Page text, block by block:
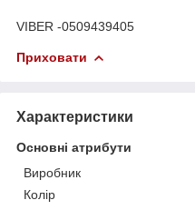
VIBER -0509439405
Приховати
Характеристики
Основні атрибути
Виробник
Колір